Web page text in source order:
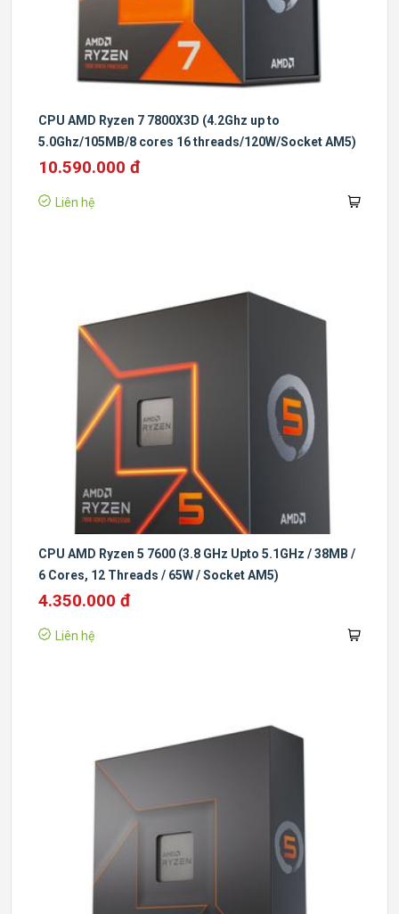
CPU AMD Ryzen 7 7800X3D (4.2Ghz up to
5.0Ghz/105MB/8 cores 16 threads/120W/Socket AM5)
10.590.000 đ
Liên hệ
CPU AMD Ryzen 5 7600 (3.8 GHz Upto 5.1GHz / 38MB /
6 Cores, 12 Threads / 65W / Socket AM5)
4.350.000 đ
Liên hệ